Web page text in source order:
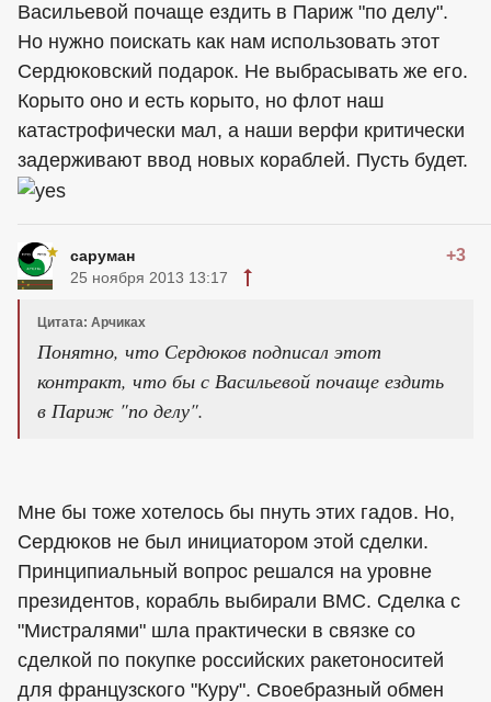
Васильевой почаще ездить в Париж "по делу".
Но нужно поискать как нам использовать этот
Сердюковский подарок. Не выбрасывать же его.
Корыто оно и есть корыто, но флот наш
катастрофически мал, а наши верфи критически
задерживают ввод новых кораблей. Пусть будет.
саруман +3
25 ноября 2013 13:17
Цитата: Арчиках
Понятно, что Сердюков подписал этот
контракт, что бы с Васильевой почаще ездить
в Париж "по делу".
Мне бы тоже хотелось бы пнуть этих гадов. Но,
Сердюков не был инициатором этой сделки.
Принципиальный вопрос решался на уровне
президентов, корабль выбирали ВМС. Сделка с
"Мистралями" шла практически в связке со
сделкой по покупке российских ракетоноситей
для французского "Куру". Своебразный обмен